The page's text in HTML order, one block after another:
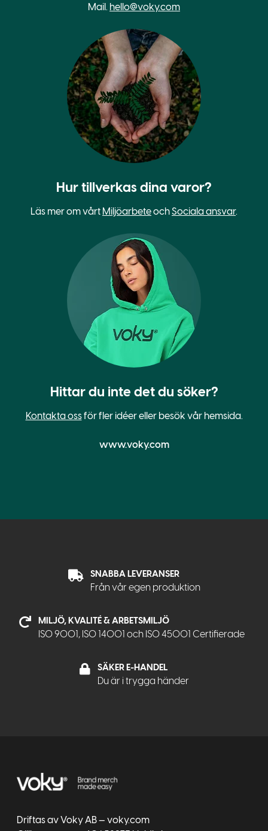
Mail. hello@voky.com
Hur tillverkas dina varor?
Läs mer om vårt MiljöarbeteochSociala ansvar.
Hittar du inte det du söker?
Kontakta ossför fler idéer eller besök vår hemsida.
www.voky.com
SNABBA LEVERANSER
Från vår egen produktion
MILJÖ, KVALITÉ & ARBETSMILJÖ
ISO 9001, ISO 14001 och ISO 45001 Certifierade
SÄKER E-HANDEL
Du är i trygga händer
Driftas av Voky AB — voky.com